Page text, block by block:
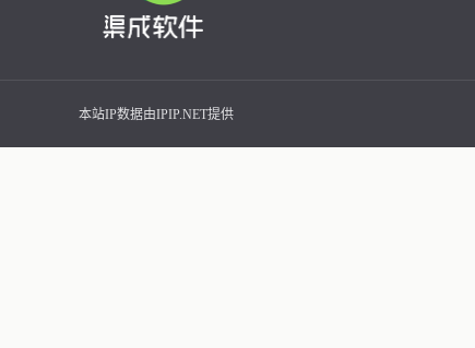
本站IP数据由IPIP.NET提供